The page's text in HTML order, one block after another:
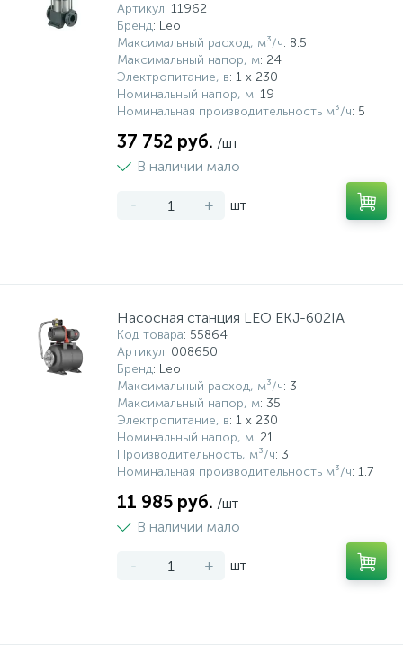
Артикул: 11962
Бренд: Leo
Максимальный расход, м³/ч: 8.5
Максимальный напор, м: 24
Электропитание, в: 1 x 230
Номинальный напор, м: 19
Номинальная производительность м³/ч: 5
37 752 руб. /шт
В наличии мало
- + шт
Насосная станция LEO EKJ-602IA
Код товара: 55864
Артикул: 008650
Бренд: Leo
Максимальный расход, м³/ч: 3
Максимальный напор, м: 35
Электропитание, в: 1 x 230
Номинальный напор, м: 21
Производительность, м³/ч: 3
Номинальная производительность м³/ч: 1.7
11 985 руб. /шт
В наличии мало
- + шт